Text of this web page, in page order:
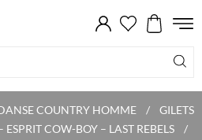
COUNTRY HOMME
GILETS
COW-BOY – LAST REBELS